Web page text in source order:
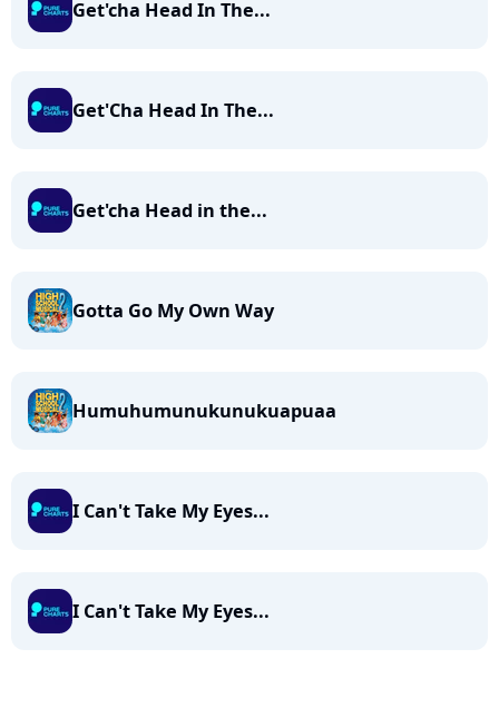
Get'cha Head In The...
Get'Cha Head In The...
Get'cha Head in the...
Gotta Go My Own Way
Humuhumunukunukuapuaa
I Can't Take My Eyes...
I Can't Take My Eyes...